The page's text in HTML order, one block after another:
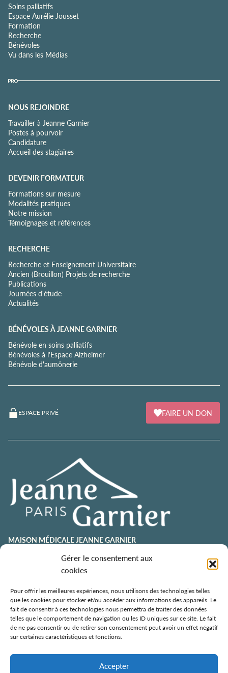
Gérer le consentement aux
cookies
Pour offrir les meilleures expériences, nous utilisons des technologies telles
que les cookies pour stocker et/ou accéder aux informations des appareils. Le
fait de consentir à ces technologies nous permettra de traiter des données
telles que le comportement de navigation ou les ID uniques sur ce site. Le fait
de ne pas consentir ou de retirer son consentement peut avoir un effet négatif
sur certaines caractéristiques et fonctions.
Accepter
Soins palliatifs
Espace Aurélie Jousset
Formation
Recherche
Bénévoles
Vu dans les Médias
NOUS REJOINDRE
Travailler à Jeanne Garnier
Postes à pourvoir
Candidature
Accueil des stagiaires
DEVENIR FORMATEUR
Formations sur mesure
Modalités pratiques
Notre mission
Témoignages et références
RECHERCHE
Recherche et Enseignement Universitaire
Ancien (Brouillon) Projets de recherche
Publications
Journées d'étude
Actualités
BÉNÉVOLES À JEANNE GARNIER
Bénévole en soins palliatifs
Bénévoles à l'Espace Alzheimer
Bénévole d'aumônerie
ESPACE PRIVÉ FAIRE UN DON
MAISON MÉDICALE JEANNE GARNIER
contact@jeannegarnier-paris.org
01 43 92 21 00
106 avenue Émile Zola
75015 Paris
ESPACE AURÉLIE JOUSSET
01 43 92 21 98
108, avenue Émile Zola
75015 Paris
ÉCOLE DE SOINS PALLIATIFS